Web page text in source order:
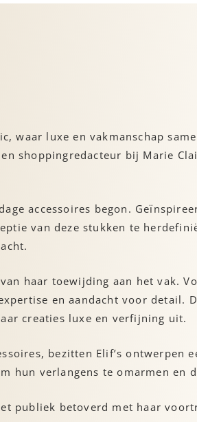
luxe en vakmanschap
shoppingredacteur bij Marie
accessoires begon.
van deze stukken te
haar toewijding aan het vak.
en aandacht voor detail.
creaties luxe en verfijning uit.
bezitten Elif’s ontwerpen
hun verlangens te omarmen en
publiek betoverd met haar